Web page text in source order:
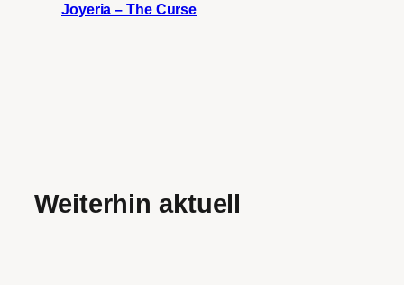
Joyeria – The Curse
Weiterhin aktuell